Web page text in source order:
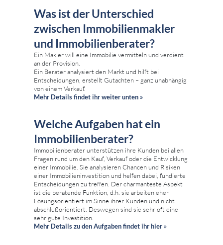
Was ist der Unterschied
zwischen Immobilienmakler
und Immobilienberater?
Ein Makler will eine Immobilie vermitteln und verdient
an der Provision.
Ein Berater analysiert den Markt und hilft bei
Entscheidungen, erstellt Gutachten – ganz unabhängig
von einem Verkauf.
Mehr Details findet ihr weiter unten »
Welche Aufgaben hat ein
Immobilienberater?
Immobilienberater unterstützen ihre Kunden bei allen
Fragen rund um den Kauf, Verkauf oder die Entwicklung
einer Immobilie. Sie analysieren Chancen und Risiken
einer Immobilieninvestition und helfen dabei, fundierte
Entscheidungen zu treffen. Der charmanteste Aspekt
ist die beratende Funktion, d.h. sie arbeiten eher
Lösungsorientiert im Sinne ihrer Kunden und nicht
abschlußorientiert. Deswegen sind sie sehr oft eine
sehr gute Investition.
Mehr Details zu den Aufgaben findet ihr hier »